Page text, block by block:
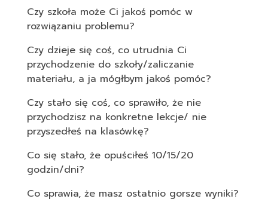
Czy szkoła może Ci jakoś pomóc w
rozwiązaniu problemu?
Czy dzieje się coś, co utrudnia Ci
przychodzenie do szkoły/zaliczanie
materiału, a ja mógłbym jakoś pomóc?
Czy stało się coś, co sprawiło, że nie
przychodzisz na konkretne lekcje/ nie
przyszedłeś na klasówkę?
Co się stało, że opuściłeś 10/15/20
godzin/dni?
Co sprawia, że masz ostatnio gorsze wyniki?